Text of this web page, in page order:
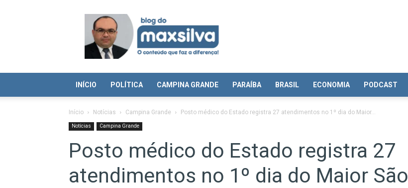
Blog
Max
Silva
INÍCIO POLÍTICA CAMPINA GRANDE PARAÍBA BRASIL ECONOMIA PODCAST
Início Notícias Campina Grande Posto médico do Estado registra 27 atendimentos no 1º dia do Maior...
Notícias Campina Grande
Posto médico do Estado registra 27
atendimentos no 1º dia do Maior São